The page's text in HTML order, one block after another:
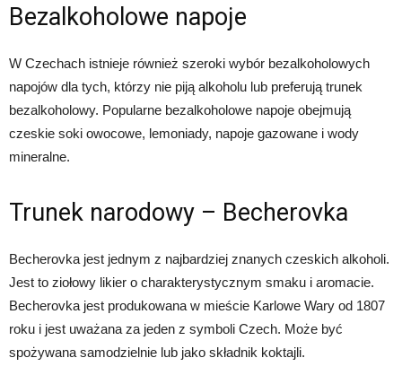
Bezalkoholowe napoje
W Czechach istnieje również szeroki wybór bezalkoholowych
napojów dla tych, którzy nie piją alkoholu lub preferują trunek
bezalkoholowy. Popularne bezalkoholowe napoje obejmują
czeskie soki owocowe, lemoniady, napoje gazowane i wody
mineralne.
Trunek narodowy – Becherovka
Becherovka jest jednym z najbardziej znanych czeskich alkoholi.
Jest to ziołowy likier o charakterystycznym smaku i aromacie.
Becherovka jest produkowana w mieście Karlowe Wary od 1807
roku i jest uważana za jeden z symboli Czech. Może być
spożywana samodzielnie lub jako składnik koktajli.